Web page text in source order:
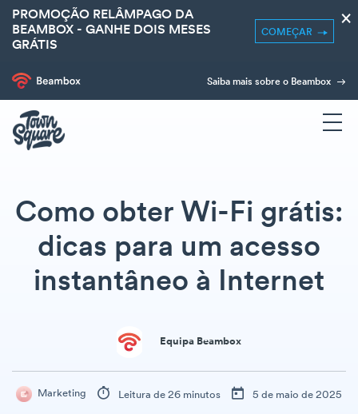
PROMOÇÃO RELÂMPAGO DA
BEAMBOX - GANHE DOIS MESES
GRÁTIS
COMEÇAR
×
Saiba mais sobre o Beambox
Como obter Wi-Fi grátis:
dicas para um acesso
instantâneo à Internet
Equipa Beambox
Marketing Leitura de 26 minutos 5 de maio de 2025